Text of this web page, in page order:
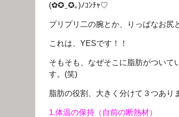
(✿✪‿✪｡)ﾉｺﾝﾁｬ♡
プリプリ二の腕とか、りっぱなお尻
これは、YESです！！
そもそも、なぜそこに脂肪がついて
す。(笑)
脂肪の役割、大きく分けて３つあり
1.体温の保持（自前の断熱材）